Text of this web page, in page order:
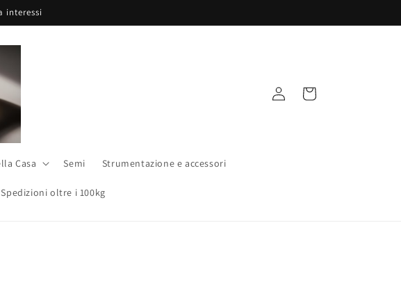
interessi
Casa Semi Strumentazione e accessori
Spedizioni oltre i 100kg
Accedi Carrello